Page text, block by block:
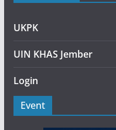
UKPK
UIN KHAS Jember
Login
Event